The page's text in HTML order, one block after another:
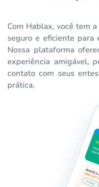
Com Hablax, você tem
seguro e eficiente para
Nossa plataforma
experiência amigável,
contato com seus
prática.